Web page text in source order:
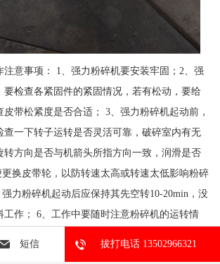
注意事项： 1、强力粉碎机要安装牢固；2、强
要检查各紧固件的紧固情况，若有松动，要给
带松紧度是否合适； 3、强力粉碎机起动前，
查一下转子运转是否灵活可靠，破碎室内有无
转方向是否与机箭头所指方向一致，润滑是否
换皮带轮，以防转速太高或转速太低影响粉碎
力粉碎机起动后应保持其先空转10-20min，没
工作； 6、工作中要随时注意粉碎机的运转情
短信 拔打电话 13502966321